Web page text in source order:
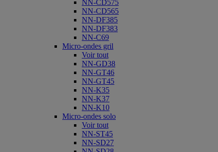
NN-CD575
NN-CD565
NN-DF385
NN-DF383
NN-C69
Micro-ondes gril
Voir tout
NN-GD38
NN-GT46
NN-GT45
NN-K35
NN-K37
NN-K10
Micro-ondes solo
Voir tout
NN-ST45
NN-SD27